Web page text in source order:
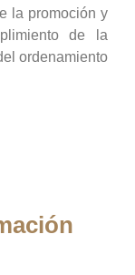
la promoción y
de la
ordenamiento